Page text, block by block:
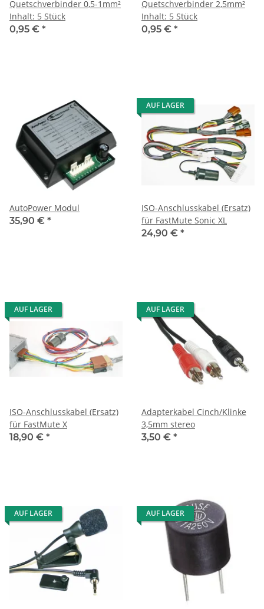
Quetschverbinder 0,5-1mm²
Inhalt: 5 Stück
0,95 € *
Quetschverbinder 2,5mm²
Inhalt: 5 Stück
0,95 € *
AutoPower Modul
35,90 € *
AUF LAGER
ISO-Anschlusskabel (Ersatz)
für FastMute Sonic XL
24,90 € *
AUF LAGER
ISO-Anschlusskabel (Ersatz)
für FastMute X
18,90 € *
AUF LAGER
Adapterkabel Cinch/Klinke
3,5mm stereo
3,50 € *
AUF LAGER AUF LAGER